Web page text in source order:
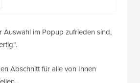
Auswahl im Popup zufrieden sind,
Abschnitt für alle von Ihnen